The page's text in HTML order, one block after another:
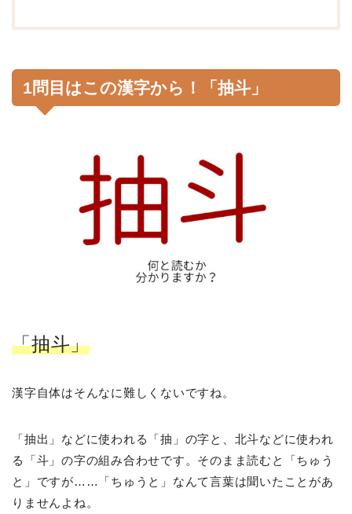
1問目はこの漢字から！「抽斗」
「抽斗」
漢字自体はそんなに難しくないですね。
「抽出」などに使われる「抽」の字と、北斗などに使われ
る「斗」の字の組み合わせです。そのまま読むと「ちゅう
と」ですが……「ちゅうと」なんて言葉は聞いたことがあ
りませんよね。